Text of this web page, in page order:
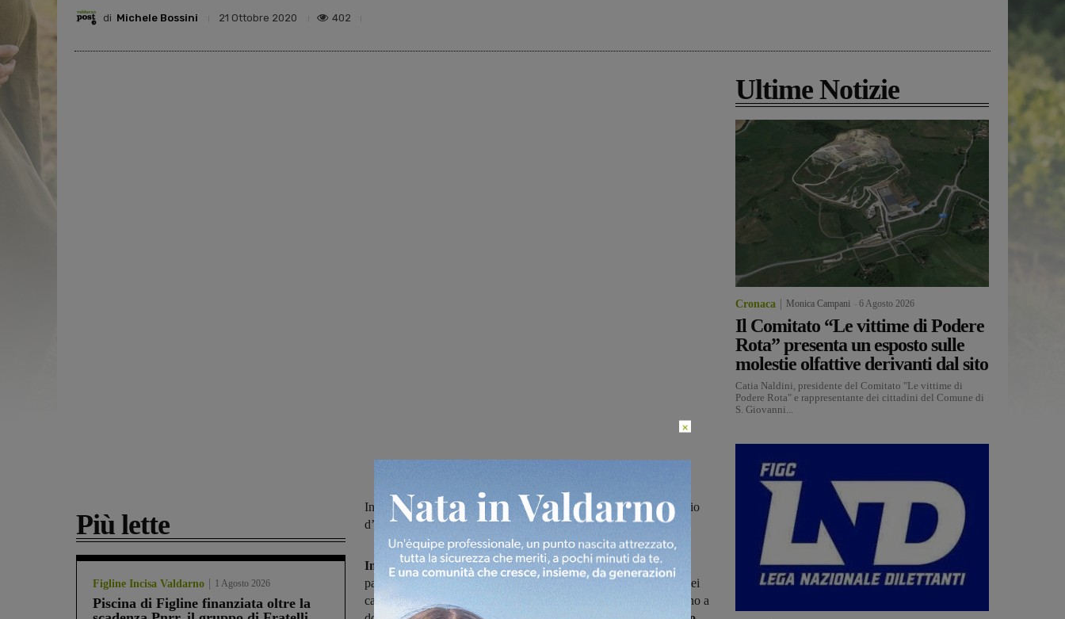
di Michele Bossini 21 Ottobre 2020 402
Più lette
Figline Incisa Valdarno 1 Agosto 2026
Piscina di Figline finanziata oltre la
In concomitanza con il ritorno dell’ora solare, da domenica il calcio
d’inizio alle partite sarà dato alle 14.30
In concomitanza con il ritorno dell'ora solare,da domenica le
partite di calcio inizieranno con l'
orario invernale delle 14,30.
Nei
campionati dalla Promozione in giù tale orario resterà in vigore fino a
Ultime Notizie
Cronaca Monica Campani 6 Agosto 2026
Il Comitato “Le vittime di Podere
Rota” presenta un esposto sulle
molestie olfattive derivanti dal sito
Catia Naldini, presidente del Comitato "Le vittime di
Podere Rota" e rappresentante dei cittadini del Comune di
S. Giovanni...
×